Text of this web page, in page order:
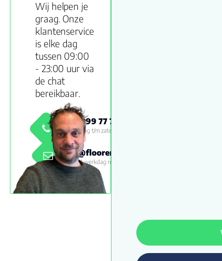
Wij helpen je
graag. Onze
klantenservice
is elke dag
tussen 09:00
- 23:00 uur via
de chat
bereikbaar.
0800 999 77 79
Maandag t/m zaterdag 09:00 -
18:00
info@floorenmore.nl
Binnen 1 werkdag reactie